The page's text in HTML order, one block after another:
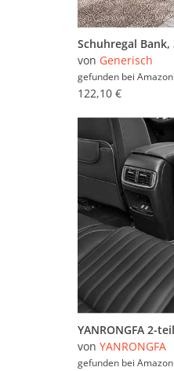
von Generisch
gefunden bei Amazon
122,10 €
von YANRONGFA
gefunden bei Amazon